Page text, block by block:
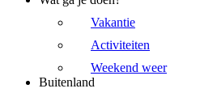
Vakantie
Activiteiten
Weekend weer
Buitenland